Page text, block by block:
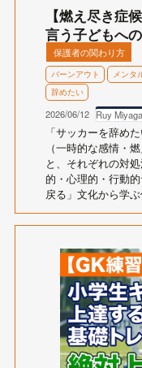
【燃え尽き症
言う子どもへ
保護者の関わり方
バーンアウト メンタ
辞めたい
2026/06/12 Ruy
「サッカーを辞め
（一時的な感情・
と、それぞれの対
的・心理的・行動
戻る」文化から学ぶ